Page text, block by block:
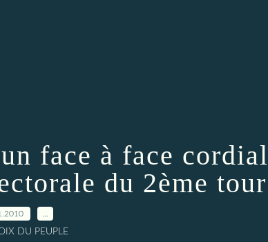
face à face cordial
du 2ème tour
DU PEUPLE